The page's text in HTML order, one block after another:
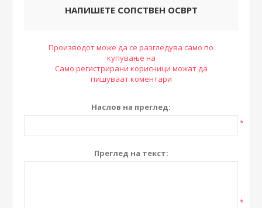
НАПИШЕТЕ СОПСТВЕН ОСВРТ
Производот може да се разгледува само по
купување на
Само регистрирани корисници можат да
пишуваат коментари
Наслов на преглед:
*
Преглед на текст:
*